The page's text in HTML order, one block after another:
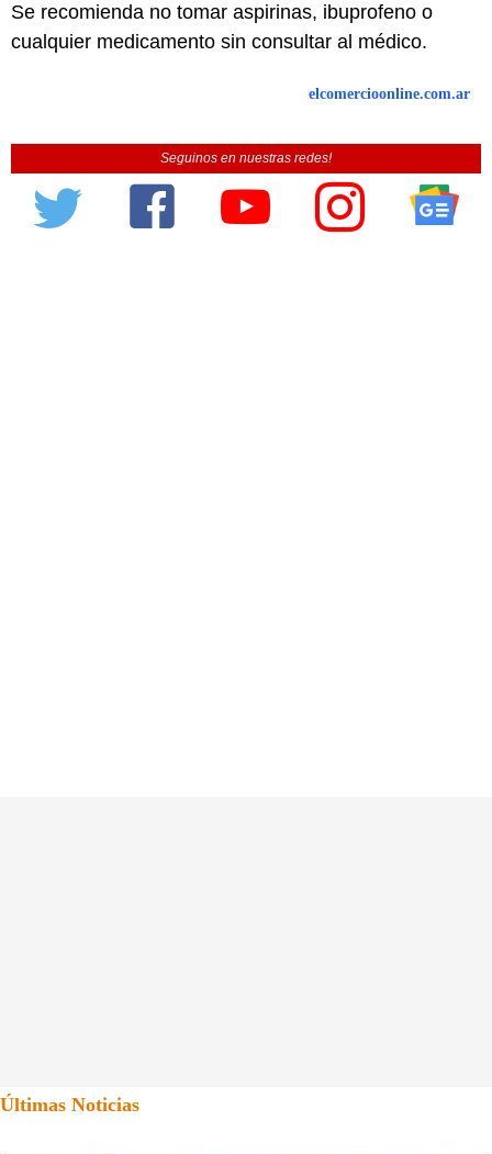
Se recomienda no tomar aspirinas, ibuprofeno o
cualquier medicamento sin consultar al médico.
elcomercioonline.com.ar
Seguinos en nuestras redes!
Últimas Noticias